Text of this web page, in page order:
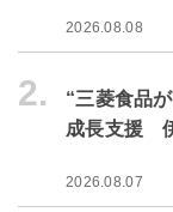
2026.08.08
2.
“三菱食品
成長支援
2026.08.07